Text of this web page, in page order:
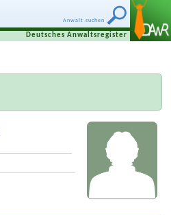
Anwalt suchen
Deutsches Anwaltsregister